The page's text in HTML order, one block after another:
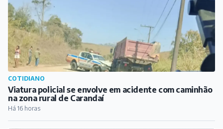
COTIDIANO
Viatura policial se envolve em acidente com caminhão
na zona rural de Carandaí
Há 16 horas